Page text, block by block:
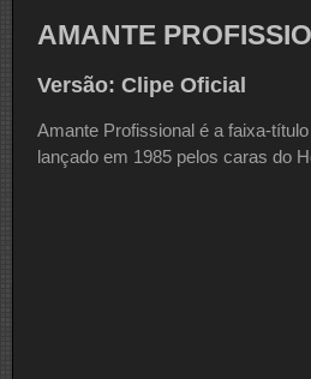
AMANTE
Versão: Clipe Oficial
Amante Profissional é a faixa-
lançado em 1985 pelos caras do